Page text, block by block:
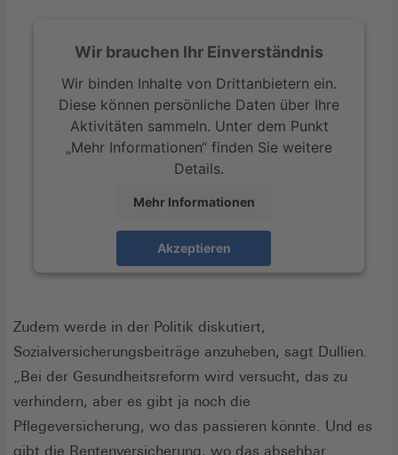
Wir brauchen Ihr Einverständnis
Wir binden Inhalte von Drittanbietern ein.
Diese können persönliche Daten über Ihre
Aktivitäten sammeln. Unter dem Punkt
„Mehr Informationen“ finden Sie weitere
Details.
Mehr Informationen
Akzeptieren
Zudem werde in der Politik diskutiert,
Sozialversicherungsbeiträge anzuheben, sagt Dullien.
„Bei der Gesundheitsreform wird versucht, das zu
verhindern, aber es gibt ja noch die
Pflegeversicherung, wo das passieren könnte. Und es
gibt die Rentenversicherung, wo das absehbar